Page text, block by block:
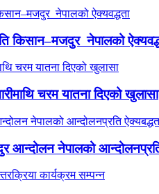
किसान–मजदुर नेपालको
चरम यातना दिएको खुलासा
आन्दोलन नेपालको